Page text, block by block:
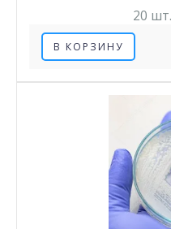
20 шт.
В КОРЗИНУ